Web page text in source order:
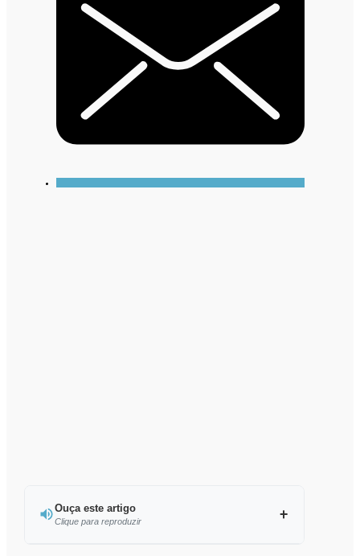
Ouça este artigo
Clique para reproduzir